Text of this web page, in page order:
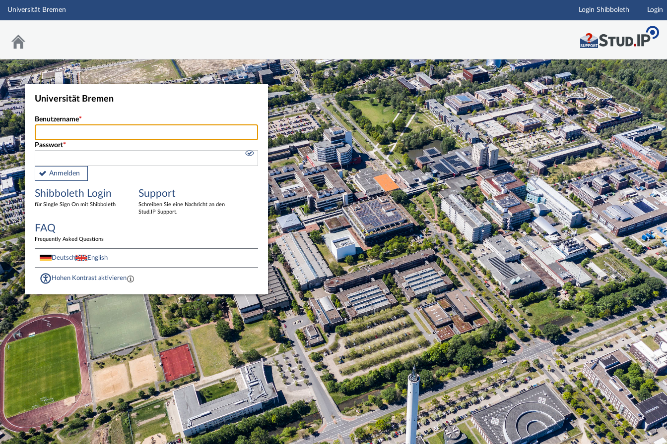
Hauptnavigation
Universität Bremen Login Shibboleth Login
Universität Bremen
Benutzername
Passwort
Anmelden
Shibboleth Login
für Single Sign On mit Shibboleth
Support
Schreiben Sie eine Nachricht an den
Stud.IP Support.
FAQ
Frequently Asked Questions
Deutsch English
Hohen Kontrast aktivieren